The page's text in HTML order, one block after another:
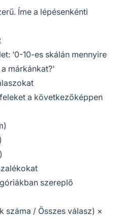
Íme a lépésenkénti
‘0-10-es skálán mennyire
márkánkat?’
a következőképpen
szereplő
száma / Összes válasz) ×